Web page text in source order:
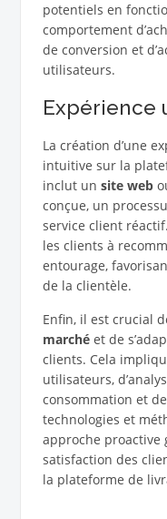
potentiels en
comportement
de conversion et
utilisateurs.
Expérience
La création d’une
intuitive sur la
inclut un site web
conçue, un
service client
les clients à
entourage,
de la clientèle.
Enfin, il est crucial
marchéet de
clients. Cela
utilisateurs,
consommation et
technologies et
approche proactive
satisfaction des
la plateforme de